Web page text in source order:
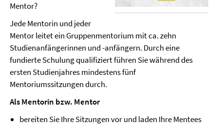
Mentor?
Jede Mentorin und jeder
Mentor leitet ein Gruppenmentorium mit ca. zehn
Studienanfängerinnen und -anfängern. Durch eine
fundierte Schulung qualifiziert führen Sie während des
ersten Studienjahres mindestens fünf
Mentoriumssitzungen durch.
Als Mentorin bzw. Mentor
bereiten Sie Ihre Sitzungen vor und laden Ihre Mentees